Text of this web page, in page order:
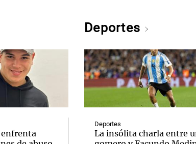
Deportes
Deportes
La insólita charla entre